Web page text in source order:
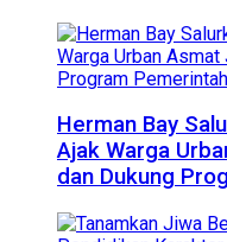
Herman Bay
Ajak Warga
dan Dukung